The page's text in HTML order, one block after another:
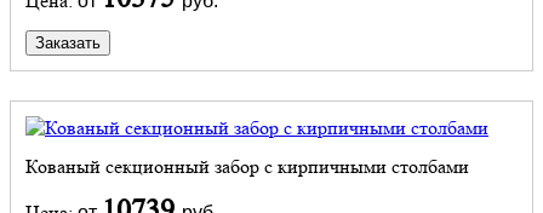
Заказать
Кованый секционный забор с кирпичными столбами